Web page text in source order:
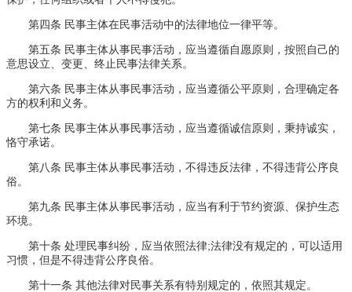
第四条 民事主体在民事活动中的法律地位一律平等。
第五条 民事主体从事民事活动，应当遵循自愿原则，按照自己的
意思设立、变更、终止民事法律关系。
第六条 民事主体从事民事活动，应当遵循公平原则，合理确定各
方的权利和义务。
第七条 民事主体从事民事活动，应当遵循诚信原则，秉持诚实，
恪守承诺。
第八条 民事主体从事民事活动，不得违反法律，不得违背公序良
俗。
第九条 民事主体从事民事活动，应当有利于节约资源、保护生态
环境。
第十条 处理民事纠纷，应当依照法律;法律没有规定的，可以适用
习惯，但是不得违背公序良俗。
第十一条 其他法律对民事关系有特别规定的，依照其规定。